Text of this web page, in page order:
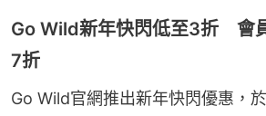
Go Wild新年快閃低至3折 會
7折
Go Wild官網推出新年快閃優惠，